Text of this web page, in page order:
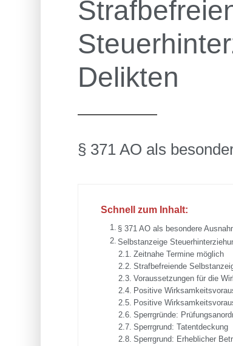
Delikten
§ 371 AO als
Schnell zum Inhalt:
§ 371 AO als besondere
Selbstanzeige
Zeitnahe Termine möglich
Strafbefreiende
Voraussetzungen für die
Positive
Positive
Sperrgründe:
Sperrgrund: Tatentdeckung
Sperrgrund: Erheblicher